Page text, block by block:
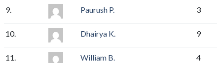
9. Paurush P. 3
10. Dhairya K. 9
11. William B. 4